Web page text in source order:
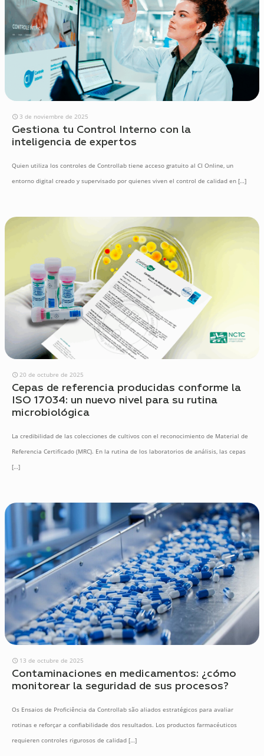
3 de noviembre de 2025
Gestiona tu Control Interno con la
inteligencia de expertos
Quien utiliza los controles de Controllab tiene acceso gratuito al CI Online, un
entorno digital creado y supervisado por quienes viven el control de calidad en […]
20 de octubre de 2025
Cepas de referencia producidas conforme la
ISO 17034: un nuevo nivel para su rutina
microbiológica
La credibilidad de las colecciones de cultivos con el reconocimiento de Material de
Referencia Certificado (MRC). En la rutina de los laboratorios de análisis, las cepas
[…]
13 de octubre de 2025
Contaminaciones en medicamentos: ¿cómo
monitorear la seguridad de sus procesos?
Os Ensaios de Proficiência da Controllab são aliados estratégicos para avaliar
rotinas e reforçar a confiabilidade dos resultados. Los productos farmacéuticos
requieren controles rigurosos de calidad […]